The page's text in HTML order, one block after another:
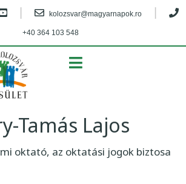
kolozsvar@magyarnapok.ro
+40 364 103 548
Tamás Lajos
oktató, az oktatási jogok biztosa